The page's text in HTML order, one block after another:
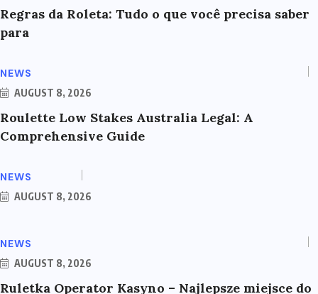
Regras da Roleta: Tudo o que você precisa saber
para
NEWS
AUGUST 8, 2026
Roulette Low Stakes Australia Legal: A
Comprehensive Guide
NEWS
AUGUST 8, 2026
NEWS
AUGUST 8, 2026
Ruletka Operator Kasyno – Najlepsze miejsce do